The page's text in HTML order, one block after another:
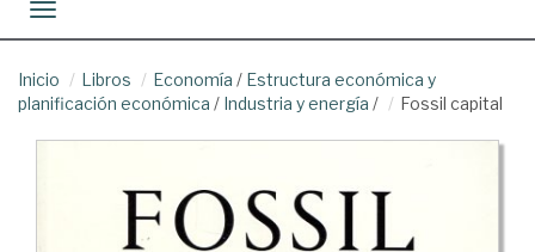
Toggle navigation
Inicio Libros Economía / Estructura económica y
planificación económica / Industria y energía / Fossil capital